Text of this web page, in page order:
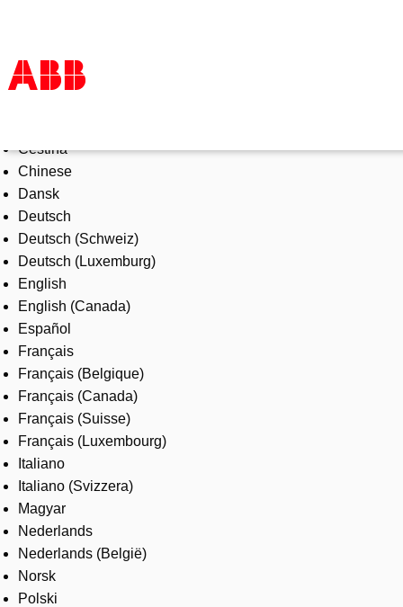
Products & Solutions
Industries
Services
About us
Where to buy
Contact us
Careers
Čeština
Chinese
Dansk
Deutsch
Deutsch (Schweiz)
Deutsch (Luxemburg)
English
English (Canada)
Español
Français
Français (Belgique)
Français (Canada)
Français (Suisse)
Français (Luxembourg)
Italiano
Italiano (Svizzera)
Magyar
Nederlands
Nederlands (België)
Norsk
Polski